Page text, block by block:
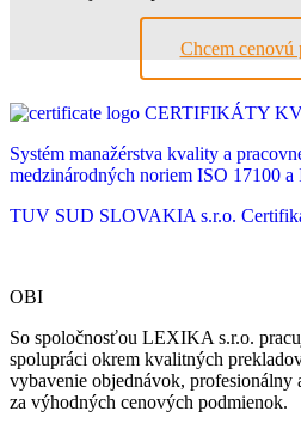
Chcem cenovú
CERTIFIKÁTY
Systém manažérstva kvality a
medzinárodných noriem ISO 17100 a
TUV SUD SLOVAKIA s.r.o.
OBI
So spoločnosťou LEXIKA s.r.o.
spolupráci okrem kvalitných
vybavenie objednávok,
za výhodných cenových podmienok.